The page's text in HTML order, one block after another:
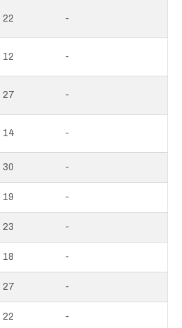
22 -
12 -
27 -
14 -
30 -
19 -
23 -
18 -
27 -
22 -